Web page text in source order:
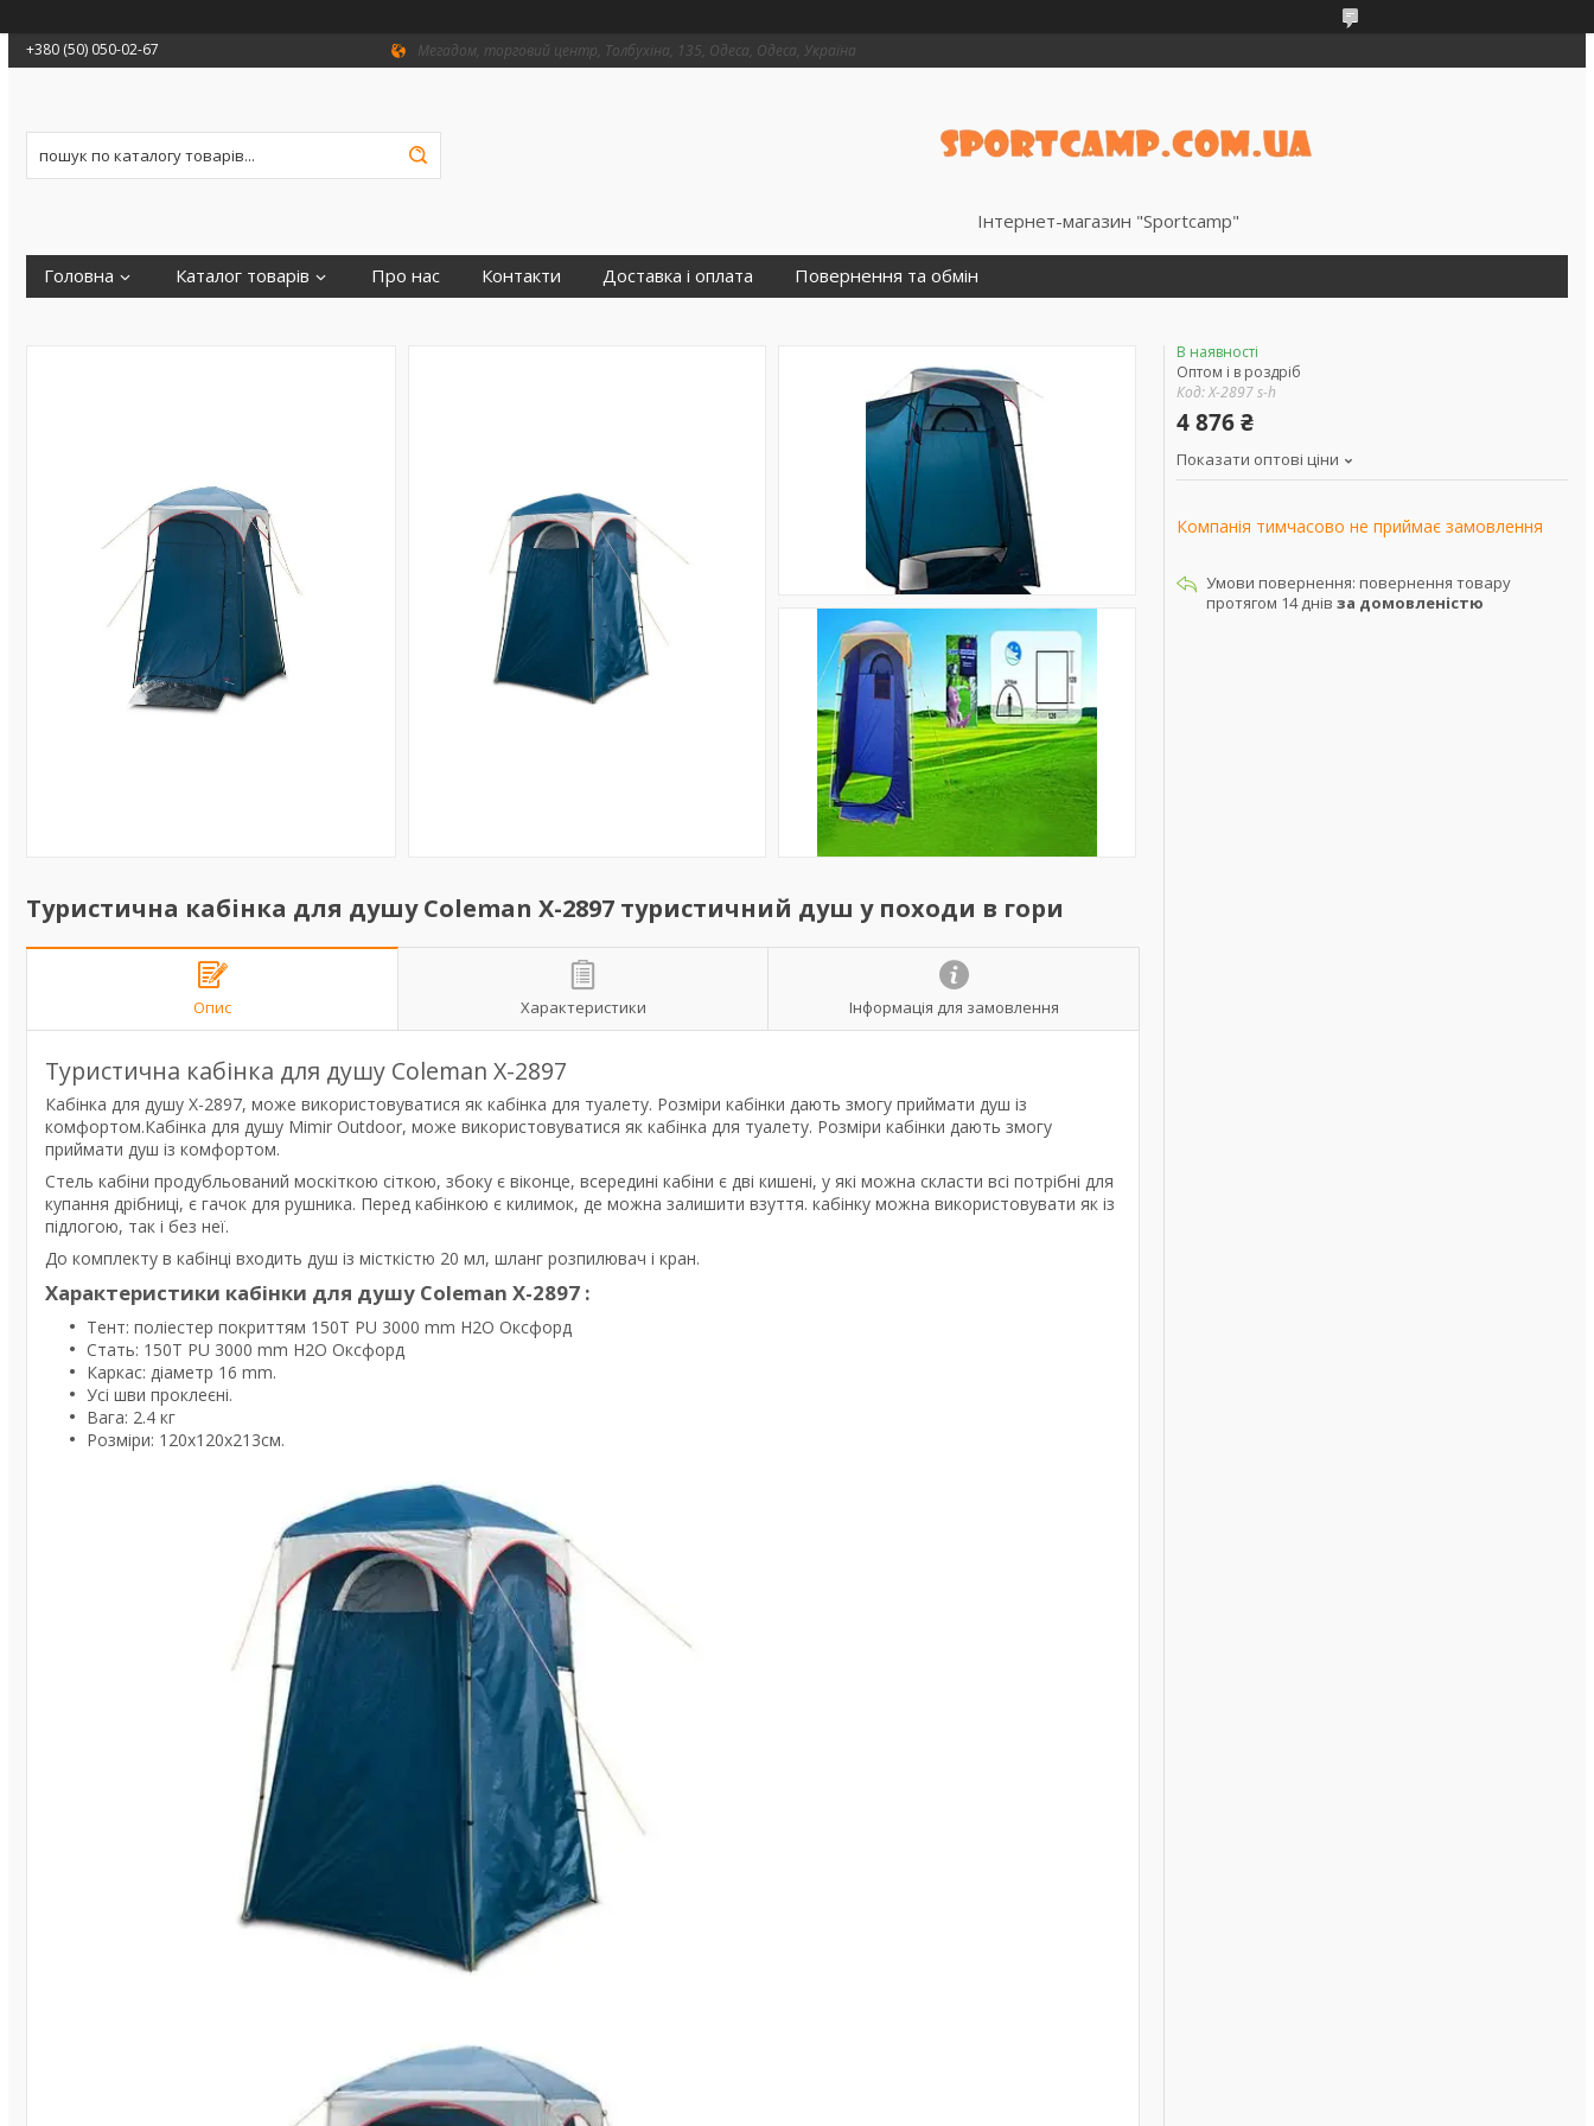
+380 (50) 050-02-67 Мегадом, торговий центр, Толбухіна, 135, Одеса, Одеса, Україна
Інтернет-магазин "Sportcamp"
Головна Каталог товарів Про нас Контакти Доставка і оплата Повернення та обмін
Туристична кабінка для душу Coleman Х-2897 туристичний душ у походи в гори
Опис Характеристики Інформація для замовлення
Туристична кабінка для душу Coleman Х-2897
Кабінка для душу Х-2897, може використовуватися як кабінка для туалету. Розміри кабінки дають змогу приймати душ із
комфортом.Кабінка для душу Mimir Outdoor, може використовуватися як кабінка для туалету. Розміри кабінки дають змогу
приймати душ із комфортом.
Стель кабіни продубльований москіткою сіткою, збоку є віконце, всередині кабіни є дві кишені, у які можна скласти всі потрібні для
купання дрібниці, є гачок для рушника. Перед кабінкою є килимок, де можна залишити взуття. кабінку можна використовувати як із
підлогою, так і без неї.
До комплекту в кабінці входить душ із місткістю 20 мл, шланг розпилювач і кран.
Характеристики кабінки для душу Coleman Х-2897 :
Тент: поліестер покриттям 150T PU 3000 mm H2O Оксфорд
Стать: 150T PU 3000 mm H2O Оксфорд
Каркас: діаметр 16 mm.
Усі шви проклеєні.
Вага: 2.4 кг
Розміри: 120х120х213см.
В наявності
Оптом і в роздріб
Код:Х-2897 s-h
4 876 ₴
Показати оптові ціни
Компанія тимчасово не приймає замовлення
повернення товару
протягом 14 днів за домовленістю